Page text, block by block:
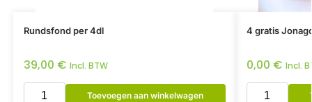
Rundsfond per 4dl
39,00 € Incl. BTW
Toevoegen aan winkelwagen
4 gratis
0,00 € Incl.